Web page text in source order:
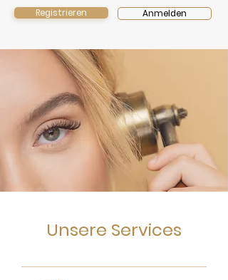
Unsere Services
Registrieren Anmelden